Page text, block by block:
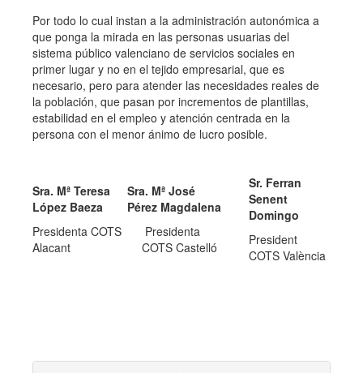
Por todo lo cual instan a la administración autonómica a
que ponga la mirada en las personas usuarias del
sistema público valenciano de servicios sociales en
primer lugar y no en el tejido empresarial, que es
necesario, pero para atender las necesidades reales de
la población, que pasan por incrementos de plantillas,
estabilidad en el empleo y atención centrada en la
persona con el menor ánimo de lucro posible.
Sra. Mª Teresa
López Baeza
Presidenta COTS
Alacant
Sra. Mª José
Pérez Magdalena
Presidenta
COTS Castelló
Sr. Ferran
Senent
Domingo
President
COTS València